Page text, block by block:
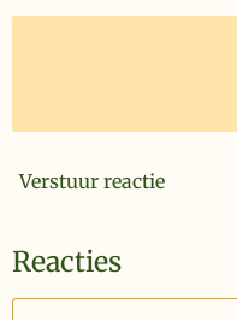
Verstuur reactie
Reacties